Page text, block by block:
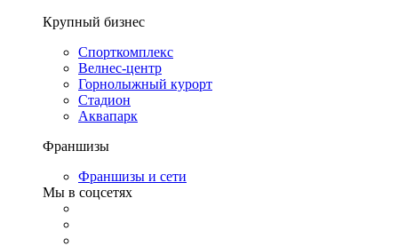
Крупный бизнес
Спорткомплекс
Велнес-центр
Горнолыжный курорт
Стадион
Аквапарк
Франшизы
Франшизы и сети
Мы в соцсетях